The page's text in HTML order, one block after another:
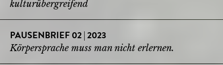
kulturübergreifend
PAUSENBRIEF 02 | 2023
Körpersprache muss man nicht erlernen.